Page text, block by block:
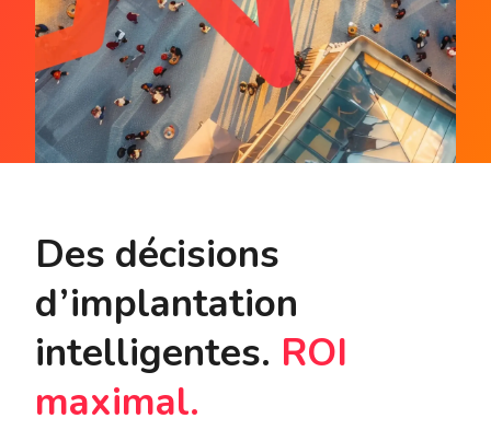
Des décisions
d’implantation
intelligentes. ROI
maximal.